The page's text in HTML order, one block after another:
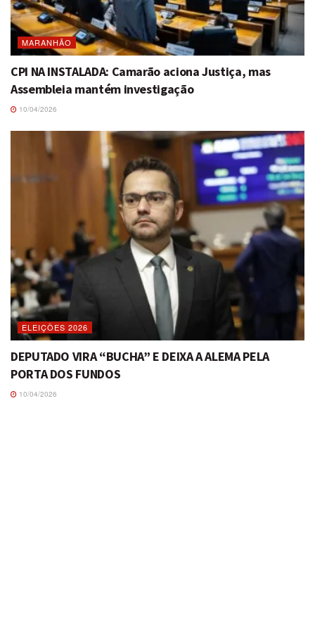
MARANHÃO
CPI NA INSTALADA: Camarão aciona Justiça, mas
Assembleia mantém investigação
10/04/2026
ELEIÇÕES 2026
DEPUTADO VIRA “BUCHA” E DEIXA A ALEMA PELA
PORTA DOS FUNDOS
10/04/2026